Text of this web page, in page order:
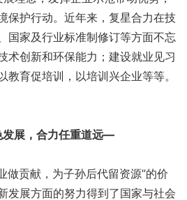
保护行动。近年来，复星合力在技
国家及行业标准制修订等方面不忘
术创新和环保能力；建设就业见习
教育促培训，以培训兴企业等等。
展，合力任重道远—
贡献，为子孙后代留资源”的价
发展方面的努力得到了国家与社会